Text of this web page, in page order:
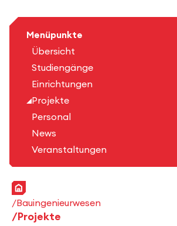
Menüpunkte
Übersicht
Studiengänge
Einrichtungen
Projekte
Personal
News
Veranstaltungen
Startseite
Bauingenieurwesen
Projekte